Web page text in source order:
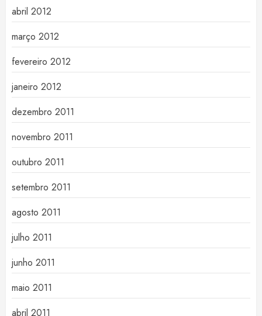
abril 2012
março 2012
fevereiro 2012
janeiro 2012
dezembro 2011
novembro 2011
outubro 2011
setembro 2011
agosto 2011
julho 2011
junho 2011
maio 2011
abril 2011